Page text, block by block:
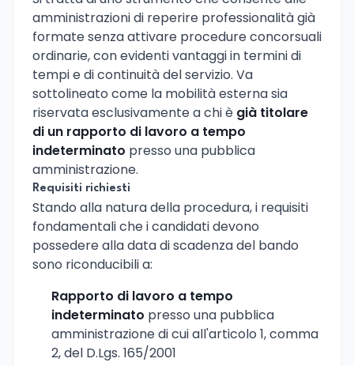
amministrazioni di reperire professionalità già
formate senza attivare procedure concorsuali
ordinarie, con evidenti vantaggi in termini di
tempi e di continuità del servizio. Va
sottolineato come la mobilità esterna sia
riservata esclusivamente a chi è già titolare
di un rapporto di lavoro a tempo
indeterminato presso una pubblica
amministrazione.
Requisiti richiesti
Stando alla natura della procedura, i requisiti
fondamentali che i candidati devono
possedere alla data di scadenza del bando
sono riconducibili a:
Rapporto di lavoro a tempo
indeterminato presso una pubblica
amministrazione di cui all'articolo 1, comma
2, del D.Lgs. 165/2001